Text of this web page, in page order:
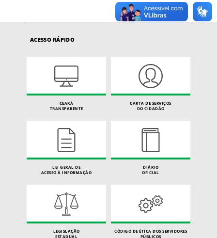
ACESSO RÁPIDO
CEARÁ
TRANSPARENTE
CARTA DE SERVIÇOS
DO CIDADÃO
LEI GERAL DE
ACESSO À INFORMAÇÃO
DIÁRIO
OFICIAL
LEGISLAÇÃO
ESTADUAL
CÓDIGO DE ÉTICA DOS SERVIDORES
PÚBLICOS